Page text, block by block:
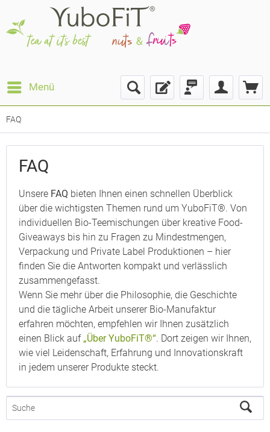
Menü
FAQ
FAQ
Unsere FAQ bieten Ihnen einen schnellen Überblick
über die wichtigsten Themen rund um YuboFiT®. Von
individuellen Bio-Teemischungen über kreative Food-
Giveaways bis hin zu Fragen zu Mindestmengen,
Verpackung und Private Label Produktionen – hier
finden Sie die Antworten kompakt und verlässlich
zusammengefasst.
Wenn Sie mehr über die Philosophie, die Geschichte
und die tägliche Arbeit unserer Bio-Manufaktur
erfahren möchten, empfehlen wir Ihnen zusätzlich
einen Blick auf „Über YuboFiT®“. Dort zeigen wir Ihnen,
wie viel Leidenschaft, Erfahrung und Innovationskraft
in jedem unserer Produkte steckt.